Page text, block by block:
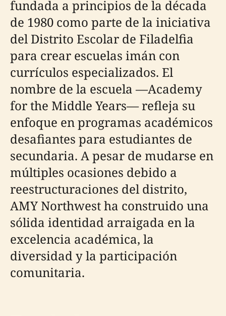
fundada a principios de la década
de 1980 como parte de la iniciativa
del Distrito Escolar de Filadelfia
para crear escuelas imán con
currículos especializados. El
nombre de la escuela —Academy
for the Middle Years— refleja su
enfoque en programas académicos
desafiantes para estudiantes de
secundaria. A pesar de mudarse en
múltiples ocasiones debido a
reestructuraciones del distrito,
AMY Northwest ha construido una
sólida identidad arraigada en la
excelencia académica, la
diversidad y la participación
comunitaria.